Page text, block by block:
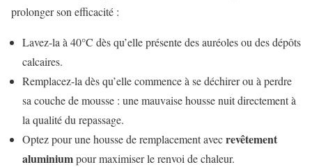
prolonger son efficacité :
Lavez-la à 40°C dès qu’elle présente des auréoles ou des dépôts
calcaires.
Remplacez-la dès qu’elle commence à se déchirer ou à perdre
sa couche de mousse : une mauvaise housse nuit directement à
la qualité du repassage.
Optez pour une housse de remplacement avecrevêtement
aluminiumpour maximiser le renvoi de chaleur.